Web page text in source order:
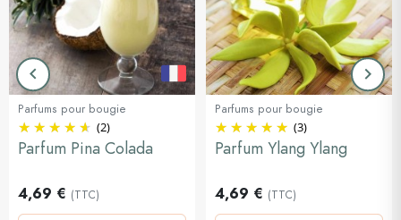
Précédent
keyboard_arrow_left
Parfums pour bougie
(2)
Parfum Pina Colada
4,69 € (TTC)
Parfums pour bougie
(3)
Parfum Ylang Ylang
4,69 € (TTC)
keyboard_arrow_right